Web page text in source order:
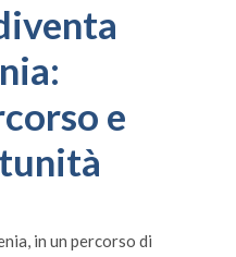
e
in un percorso di